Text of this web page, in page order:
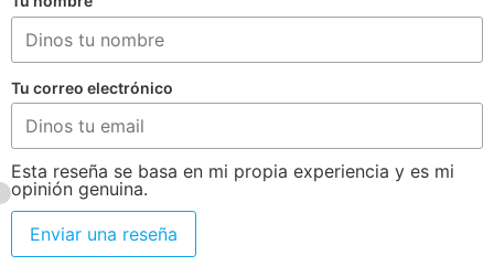
Tu correo electrónico
Esta reseña se basa en mi propia experiencia y es mi
opinión genuina.
Enviar una reseña